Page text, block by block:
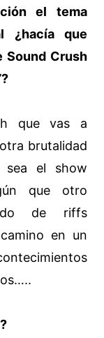
el tema
¿hacía que
Sound Crush
?
que vas a
brutalidad
sea el show
que otro
de riffs
en un